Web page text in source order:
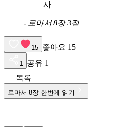
사
- 로마서 8장 3절
15 좋아요 15
1 공유 1
목록
로마서 8장 한번에 읽기